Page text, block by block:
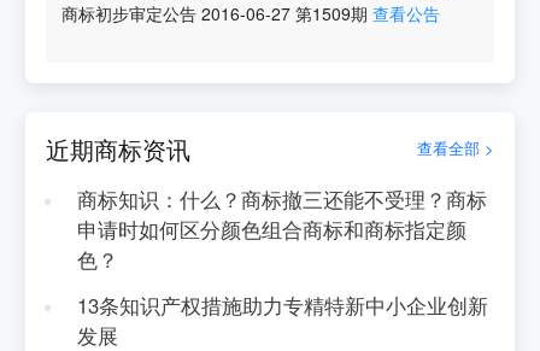
商标初步审定公告 2016-06-27 第1509期 查看公告
近期商标资讯 查看全部 >
商标知识：什么？商标撤三还能不受理？商标
申请时如何区分颜色组合商标和商标指定颜
色？
13条知识产权措施助力专精特新中小企业创新
发展